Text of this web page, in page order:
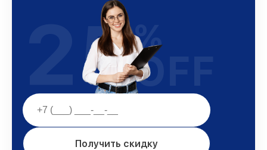
Получить скидку
25%
OFF